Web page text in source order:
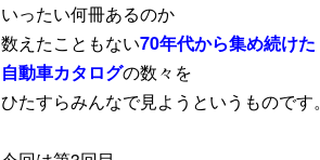
いったい何冊あるのか
数えたこともない70年代から集め続けた
自動車カタログの数々を
ひたすらみんなで見ようというものです。